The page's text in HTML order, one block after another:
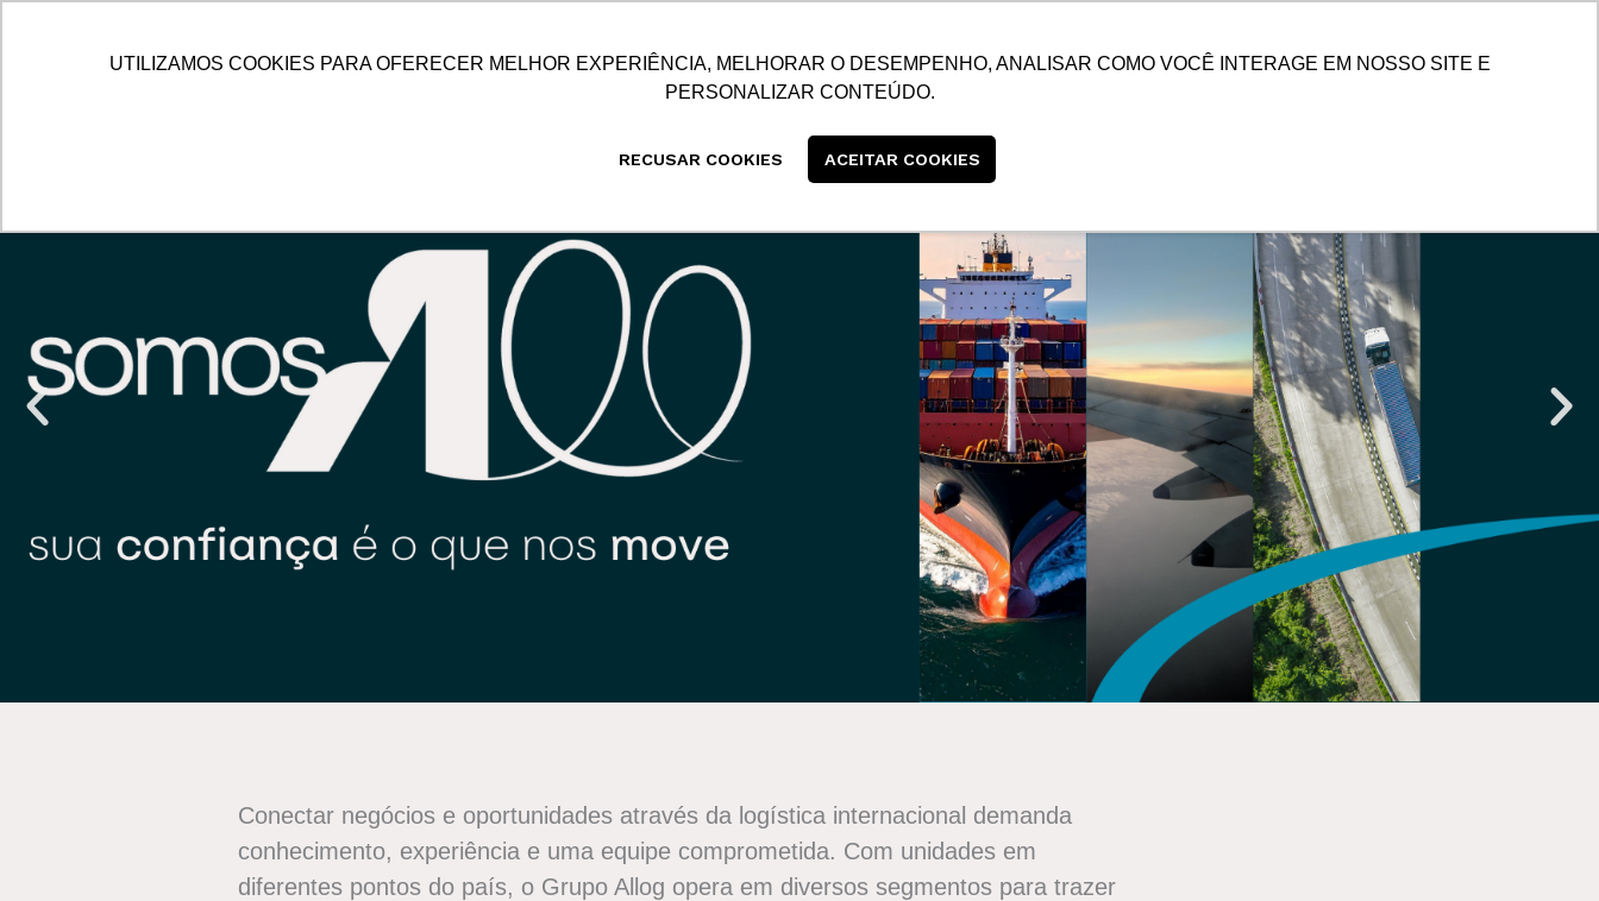
UTILIZAMOS COOKIES PARA OFERECER MELHOR EXPERIÊNCIA, MELHORAR O DESEMPENHO, ANALISAR COMO VOCÊ INTERAGE EM NOSSO SITE E
PERSONALIZAR CONTEÚDO.
RECUSAR COOKIES ACEITAR COOKIES
HOME ALLOG SOLUÇÕES SUSTENTABILIDADE BLOG CONTATO CENTRAL DE CLIENTES
Conectar negócios e oportunidades através da logística internacional demanda
conhecimento, experiência e uma equipe comprometida. Com unidades em
diferentes pontos do país, o Grupo Allog opera em diversos segmentos para trazer